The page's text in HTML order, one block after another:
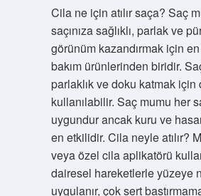
Cila ne için atılır saça? Saç
saçınıza sağlıklı, parlak ve
görünüm kazandırmak için
bakım ürünlerinden biridir.
parlaklık ve doku katmak için
kullanılabilir. Saç mumu her
uygundur ancak kuru ve
en etkilidir. Cila neyle atılır?
veya özel cila aplikatörü
dairesel hareketlerle yüzeye
uygulanır, çok sert